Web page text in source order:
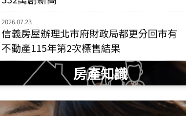
小西華 1,938萬
115 年07月 成交
捷豹
台北市中山區長春路
115年07月 成交
十泉十美
台北市北投區光明路
總價
1,020萬
2026.07.23
信義房屋辦理北市府財政局都更分回市有
不動產115年第2次標售結果
房產知識